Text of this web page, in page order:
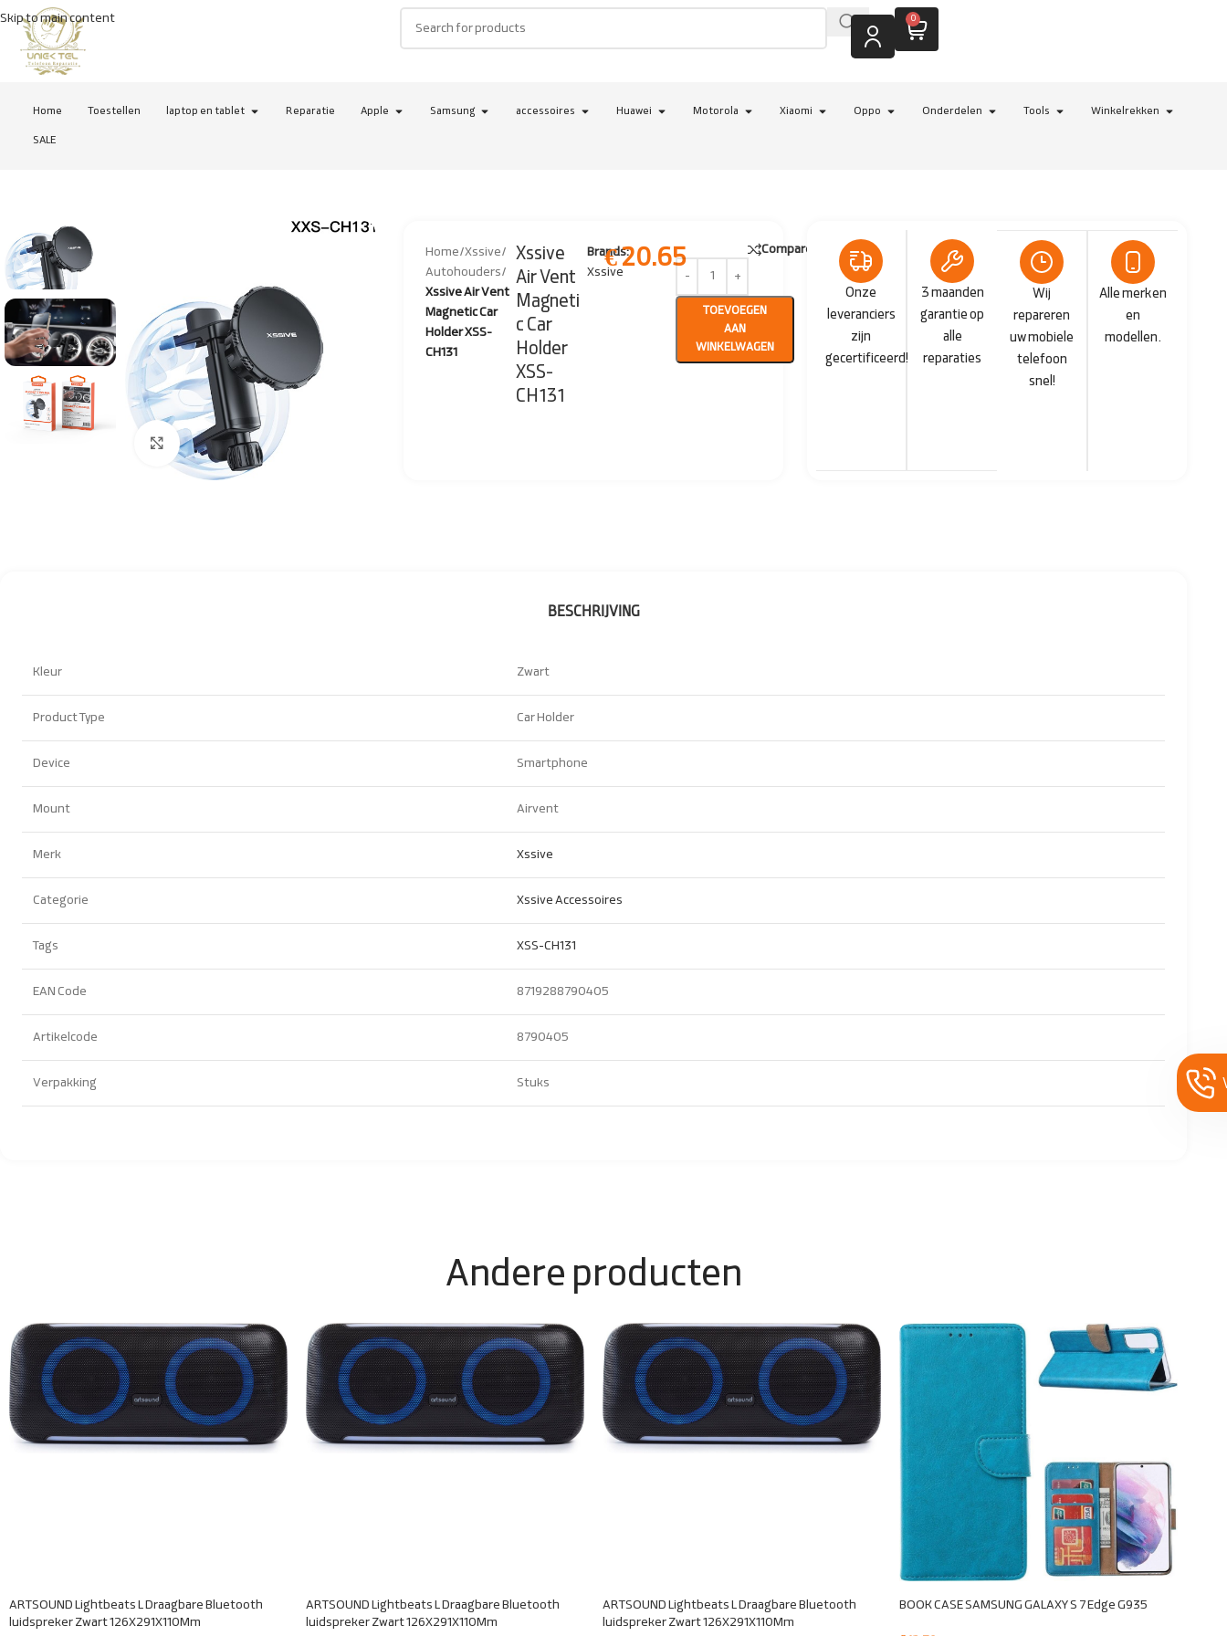
Skip to main content 0
Home Toestellen laptop en tablet Reparatie Apple Samsung accessoires Huawei Motorola Xiaomi Oppo Onderdelen Tools
Winkelrekken
SALE
Click to enlarge
Home/Xssive/
Autohouders/
Xssive Air Vent
Magnetic Car
Holder XSS-
CH131
Xssive
Air Vent
Magneti
c Car
Holder
XSS-
CH131
Brands:
Xssive
€20.65
TOEVOEGEN
AAN
WINKELWAGEN
Compare
Onze
leveranciers
zijn
gecertificeerd!
3 maanden
garantie op
alle
reparaties
Wij
repareren
uw mobiele
telefoon
snel!
Alle merken
en
modellen.
BESCHRIJVING
Kleur Zwart
Product Type Car Holder
Device Smartphone
Mount Airvent
Merk Xssive
Categorie Xssive Accessoires
Tags XSS-CH131
EAN Code 8719288790405
Artikelcode 8790405
Verpakking Stuks
Andere producten
ARTSOUND Lightbeats L Draagbare Bluetooth
luidspreker Zwart 126X291X110Mm
ARTSOUND Lightbeats L Draagbare Bluetooth
luidspreker Zwart 126X291X110Mm
ARTSOUND Lightbeats L Draagbare Bluetooth
luidspreker Zwart 126X291X110Mm
BOOK CASE SAMSUNG GALAXY S 7 Edge G935